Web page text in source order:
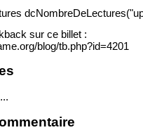
sur ce billet :
blog/tb.php?id=4201